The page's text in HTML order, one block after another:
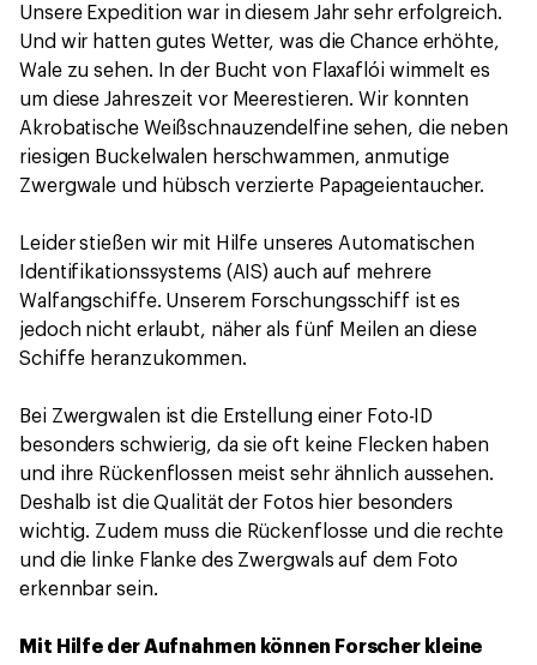
Unsere Expedition war in diesem Jahr sehr erfolgreich.
Und wir hatten gutes Wetter, was die Chance erhöhte,
Wale zu sehen. In der Bucht von Flaxaflói wimmelt es
um diese Jahreszeit vor Meerestieren. Wir konnten
Akrobatische Weißschnauzendelfine sehen, die neben
riesigen Buckelwalen herschwammen, anmutige
Zwergwale und hübsch verzierte Papageientaucher.
Leider stießen wir mit Hilfe unseres Automatischen
Identifikationssystems (AIS) auch auf mehrere
Walfangschiffe. Unserem Forschungsschiff ist es
jedoch nicht erlaubt, näher als fünf Meilen an diese
Schiffe heranzukommen.
Bei Zwergwalen ist die Erstellung einer Foto-ID
besonders schwierig, da sie oft keine Flecken haben
und ihre Rückenflossen meist sehr ähnlich aussehen.
Deshalb ist die Qualität der Fotos hier besonders
wichtig. Zudem muss die Rückenflosse und die rechte
und die linke Flanke des Zwergwals auf dem Foto
erkennbar sein.
Mit Hilfe der Aufnahmen können Forscher kleine